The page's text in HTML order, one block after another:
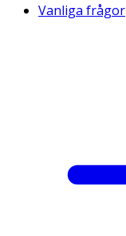
Vanliga frågor